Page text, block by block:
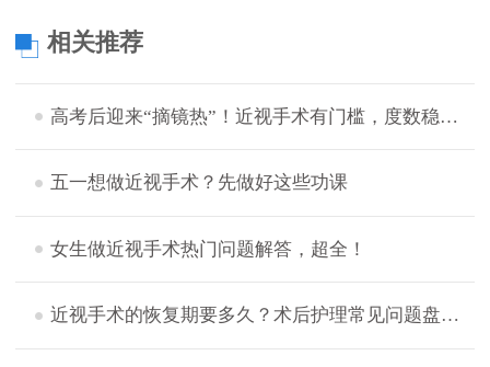
相关推荐
高考后迎来“摘镜热”！近视手术有门槛，度数稳定后才宜手术
五一想做近视手术？先做好这些功课
女生做近视手术热门问题解答，超全！
近视手术的恢复期要多久？术后护理常见问题盘点，想摘镜的看过来！